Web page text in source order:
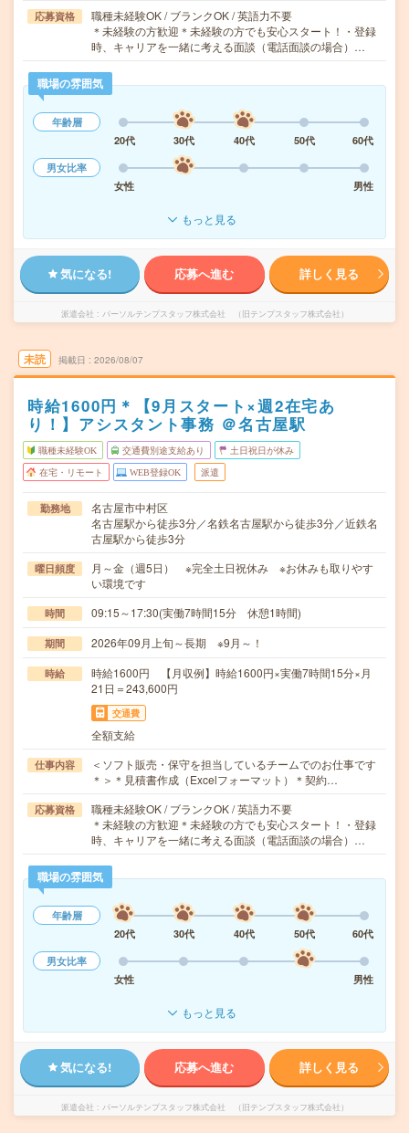
応募資格
職種未経験OK / ブランクOK / 英語力不要
＊未経験の方歓迎＊未経験の方でも安心スタート！・登録
時、キャリアを一緒に考える面談（電話面談の場合）…
職場の雰囲気
年齢層
20代
30代 40代 50代
60代
男女比率
女性
男性
もっと見る
気になる! 応募へ進む 詳しく見る
派遣会社 パーソルテンプスタッフ株式会社 （旧テンプスタッフ株式会社）
未読 掲載日 2026/08/07
時給1600円＊【9月スタート×週2在宅あ
り！】アシスタント事務 ＠名古屋駅
職種未経験OK 交通費別途支給あり 土日祝日が休み
在宅・リモート WEB登録OK 派遣
勤務地
名古屋市中村区
名古屋駅から徒歩3分／名鉄名古屋駅から徒歩3分／近鉄名
古屋駅から徒歩3分
曜日頻度
月～金（週5日） ※完全土日祝休み ※お休みも取りやす
い環境です
時間 09:15～17:30(実働7時間15分 休憩1時間)
期間 2026年09月上旬～長期 ※9月～！
時給
時給1600円 【月収例】時給1600円×実働7時間15分×月
21日＝243,600円
交通費
全額支給
仕事内容
＜ソフト販売・保守を担当しているチームでのお仕事です
＊＞＊見積書作成（Excelフォーマット）＊契約…
応募資格
職種未経験OK / ブランクOK / 英語力不要
＊未経験の方歓迎＊未経験の方でも安心スタート！・登録
時、キャリアを一緒に考える面談（電話面談の場合）…
職場の雰囲気
年齢層
20代
30代 40代 50代
60代
男女比率
女性
男性
もっと見る
気になる! 応募へ進む 詳しく見る
派遣会社 パーソルテンプスタッフ株式会社 （旧テンプスタッフ株式会社）